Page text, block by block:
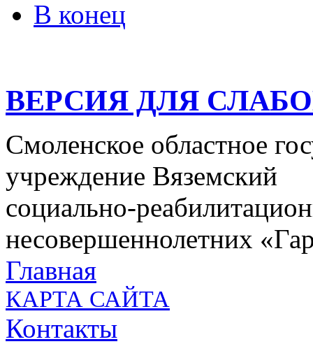
В конец
ВЕРСИЯ ДЛЯ
Смоленское областное
учреждение Вяземский
социально-
несовершеннолетних
Главная
КАРТА САЙТА
Контакты